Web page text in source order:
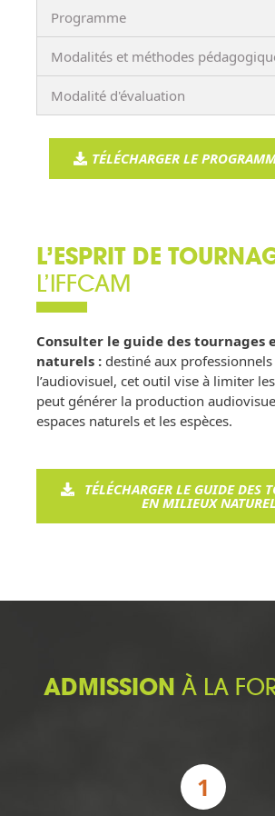
Programme
Modalités et méthodes
Modalité d'évaluation
TÉLÉCHARGER LE
L’ESPRIT DE
L’IFFCAM
Consulter le guide des tournages
naturels : destiné aux
l’audiovisuel, cet outil vise à limiter
peut générer la production
espaces naturels et les espèces.
TÉLÉCHARGER LE GUIDE DES
EN MILIEUX
ADMISSION À LA
1